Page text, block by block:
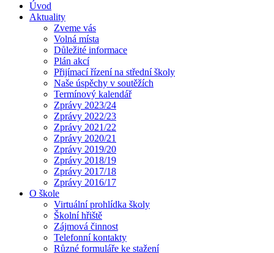
Úvod
Aktuality
Zveme vás
Volná místa
Důležité informace
Plán akcí
Přijímací řízení na střední školy
Naše úspěchy v soutěžích
Termínový kalendář
Zprávy 2023/24
Zprávy 2022/23
Zprávy 2021/22
Zprávy 2020/21
Zprávy 2019/20
Zprávy 2018/19
Zprávy 2017/18
Zprávy 2016/17
O škole
Virtuální prohlídka školy
Školní hřiště
Zájmová činnost
Telefonní kontakty
Různé formuláře ke stažení